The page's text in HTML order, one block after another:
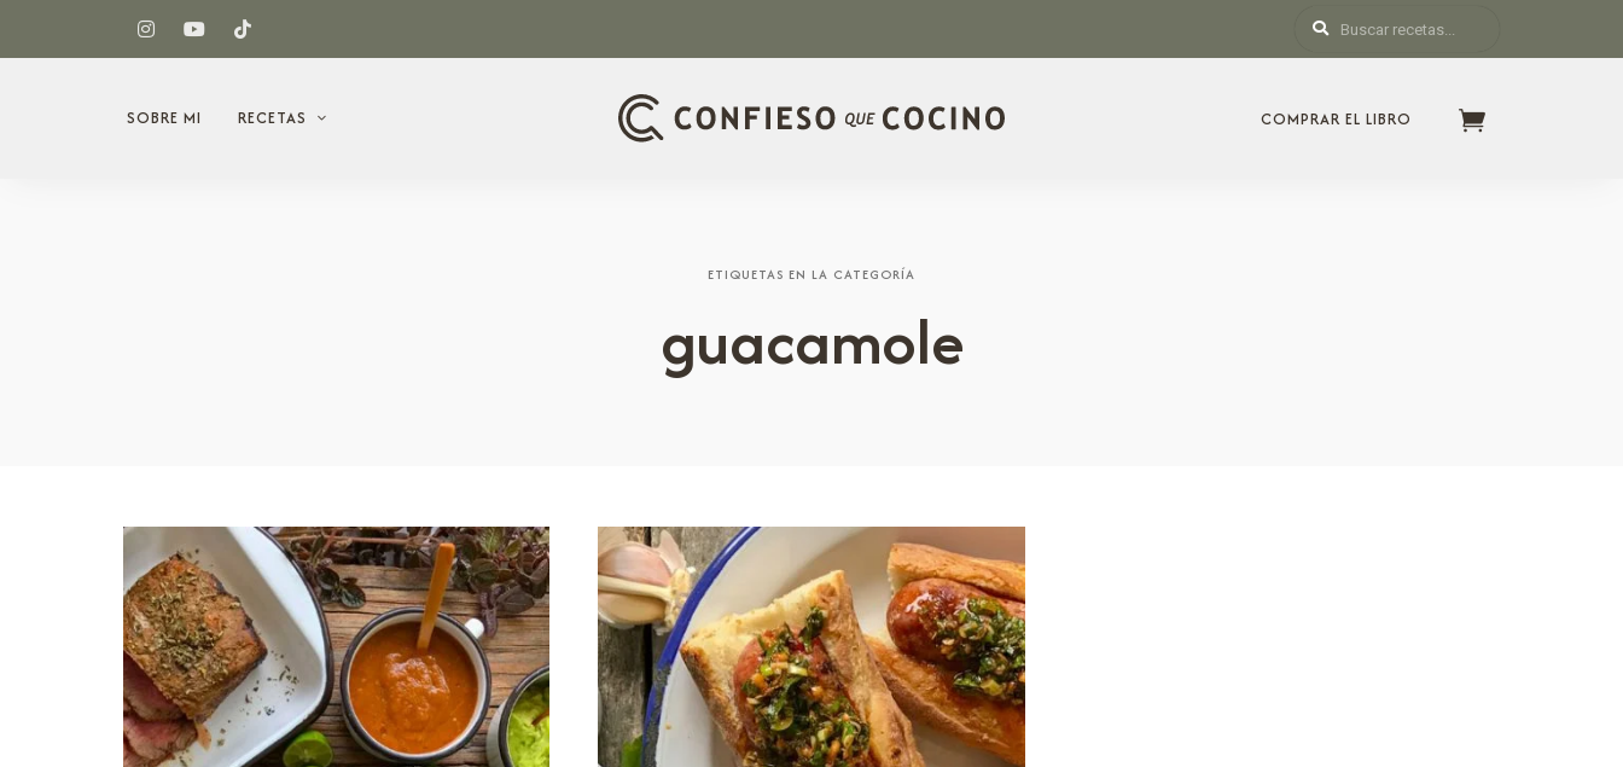
SOBRE MI RECETAS COMPRAR EL LIBRO
ETIQUETAS EN LA CATEGORÍA
guacamole